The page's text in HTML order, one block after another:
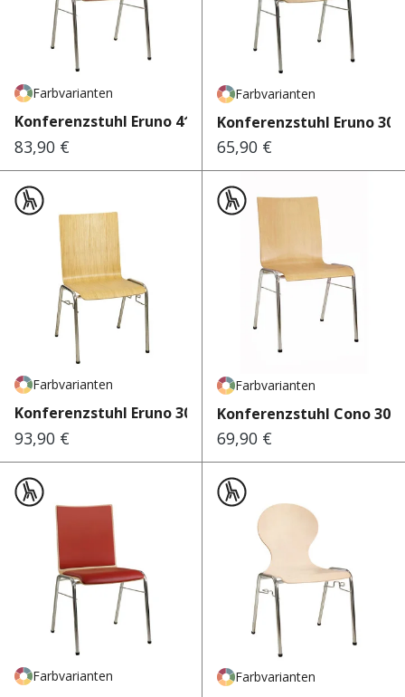
Farbvarianten
Konferenzstuhl Eruno 410
Regulärer Preis:
83,90 €
Farbvarianten
Konferenzstuhl Eruno 300
Regulärer Preis:
65,90 €
Farbvarianten
Konferenzstuhl Eruno 300 Eiche
Regulärer Preis:
93,90 €
Farbvarianten
Konferenzstuhl Cono 300
Regulärer Preis:
69,90 €
Farbvarianten Farbvarianten